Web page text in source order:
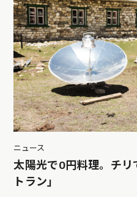
ニュース
太陽光で0円料理。チ
トラン」